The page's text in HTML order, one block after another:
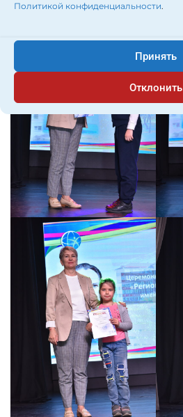
Политикой конфиденциальности.
Принять
Отклонить